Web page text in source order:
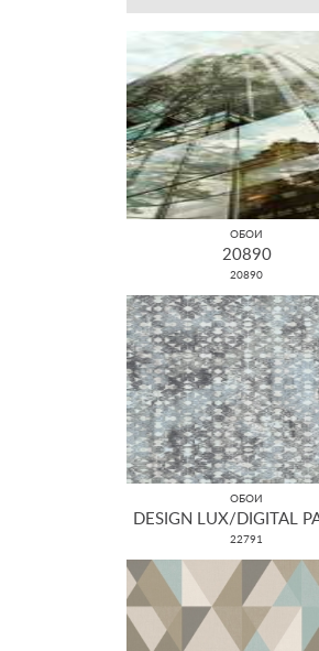
ОБОИ
20890
20890
ОБОИ
DESIGN LUX/DIGITAL
22791